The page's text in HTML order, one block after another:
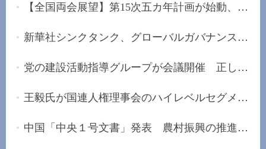
【全国両会展望】第15次五カ年計画が始動、「安定...
新華社シンクタンク、グローバルガバナンスの改革...
党の建設活動指導グループが会議開催 正しい政治...
王毅氏が国連人権理事会のハイレベルセグメントに...
中国「中央１号文書」発表 農村振興の推進手配